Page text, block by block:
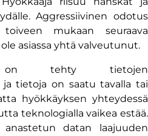
Aggressiivinen odotus
mukaan seuraava
asiassa yhtä valveutunut.
tehty tietojen
ja tietoja on saatu tavalla tai
hyökkäyksen yhteydessä
teknologialla vaikea estää.
datan laajuuden